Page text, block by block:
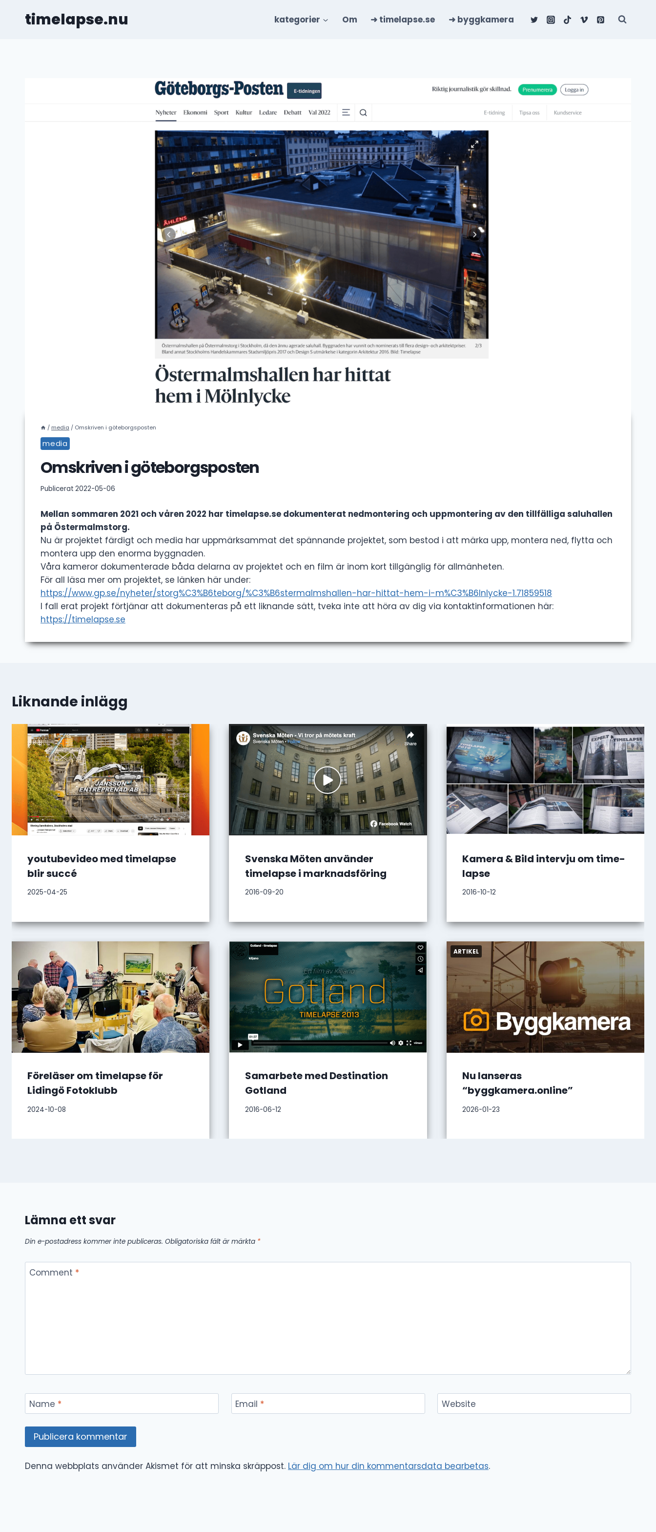
timelapse.nu kategorier Om ➜ timelapse.se ➜ byggkamera
/ media / Omskriven i göteborgsposten
media
Omskriven i göteborgsposten
Publicerat 2022-05-06
Mellan sommaren 2021 och våren 2022 har timelapse.se dokumenterat nedmontering och uppmontering av den tillfälliga saluhallen
på Östermalmstorg.
Nu är projektet färdigt och media har uppmärksammat det spännande projektet, som bestod i att märka upp, montera ned, flytta och
montera upp den enorma byggnaden.
Våra kameror dokumenterade båda delarna av projektet och en film är inom kort tillgänglig för allmänheten.
För all läsa mer om projektet, se länken här under:
https://www.gp.se/nyheter/storg%C3%B6teborg/%C3%B6stermalmshallen-har-hittat-hem-i-m%C3%B6lnlycke-1.71859518
I fall erat projekt förtjänar att dokumenteras på ett liknande sätt, tveka inte att höra av dig via kontaktinformationen här:
https://timelapse.se
Liknande inlägg
youtubevideo med timelapse
blir succé
2025-04-25
Svenska Möten använder
timelapse i marknadsföring
2016-09-20
Kamera & Bild intervju om time-
lapse
2016-10-12
Föreläser om timelapse för
Lidingö Fotoklubb
2024-10-08
Samarbete med Destination
Gotland
2016-06-12
Nu lanseras
“byggkamera.online”
2026-01-23
Lämna ett svar
Din e-postadress kommer inte publiceras. Obligatoriska fält är märkta *
Comment *
Name * Email * Website
Denna webbplats använder Akismet för att minska skräppost. Lär dig om hur din kommentarsdata bearbetas.